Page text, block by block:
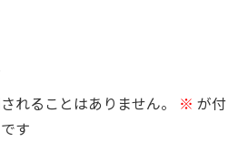
れることはありません。 ※ が付
す